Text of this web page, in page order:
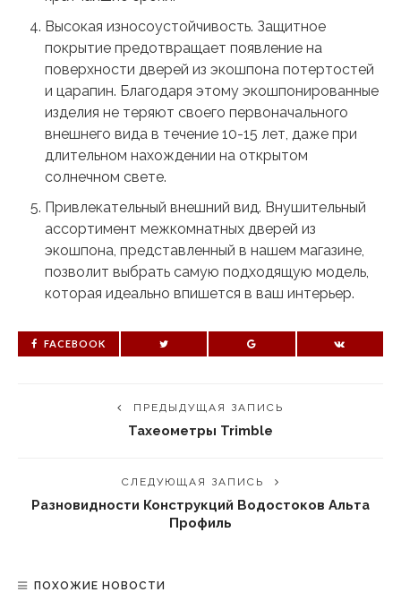
Высокая износоустойчивость. Защитное
покрытие предотвращает появление на
поверхности дверей из экошпона потертостей
и царапин. Благодаря этому экошпонированные
изделия не теряют своего первоначального
внешнего вида в течение 10-15 лет, даже при
длительном нахождении на открытом
солнечном свете.
Привлекательный внешний вид. Внушительный
ассортимент межкомнатных дверей из
экошпона, представленный в нашем магазине,
позволит выбрать самую подходящую модель,
которая идеально впишется в ваш интерьер.
FACEBOOK
ПРЕДЫДУЩАЯ ЗАПИСЬ
Тахеометры Trimble
СЛЕДУЮЩАЯ ЗАПИСЬ
Разновидности Конструкций Водостоков Альта
Профиль
ПОХОЖИЕ НОВОСТИ